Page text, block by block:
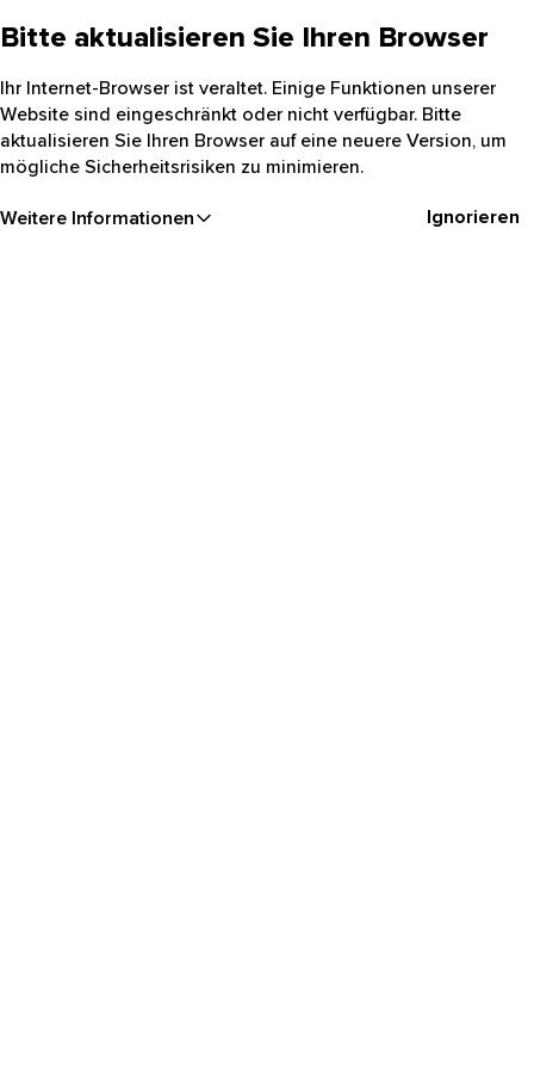
Bitte aktualisieren Sie Ihren Browser
Ihr Internet-Browser ist veraltet. Einige Funktionen unserer
Website sind eingeschränkt oder nicht verfügbar. Bitte
aktualisieren Sie Ihren Browser auf eine neuere Version, um
mögliche Sicherheitsrisiken zu minimieren.
Weitere Informationen Ignorieren